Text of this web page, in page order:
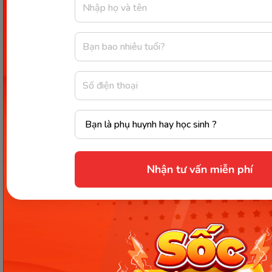
Nhận tư vấn miễn phí
Bơ là một trong những nguồn chất xơ tự nhiên dồi dào
nhất giúp tăng cường sức khỏe đường ruột. (Ảnh: Sưu tầm
trong những nguồn chất xơ tự nhiên dồi dào nhất.
Trong đó, 25% thành phần của chất xơ trong bơ là
xơ hoà tan, có vai trò quan trọng trong việc thúc
đẩy phát triển lợi khuẩn đường ruột, ngăn ngừa táo